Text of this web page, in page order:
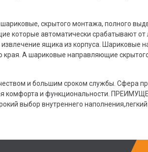
скрытого монтажа, полного
которые автоматически срабатывают
ящика из корпуса. Шариковые
А шариковые направляющие
и большим сроком службы. Сфера
комфорта и функциональности.
выбор внутреннего